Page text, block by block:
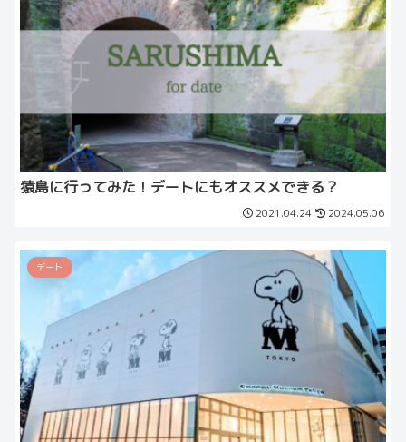
猿島に行ってみた！デートにもオススメできる？
2021.04.24 2024.05.06
デート